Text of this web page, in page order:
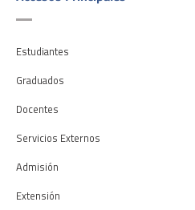
Estudiantes
Graduados
Docentes
Servicios Externos
Admisión
Extensión